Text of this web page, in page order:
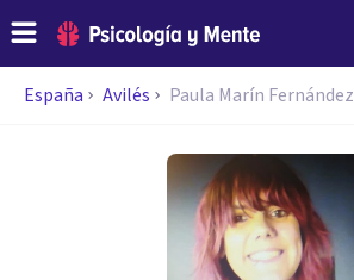
España Avilés Paula Marín Fernández